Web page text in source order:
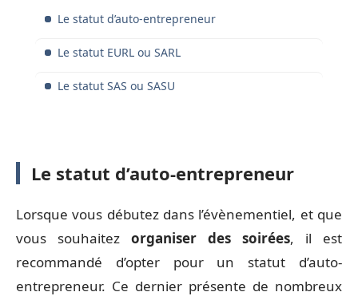
Le statut d’auto-entrepreneur
Le statut EURL ou SARL
Le statut SAS ou SASU
Le statut d’auto-entrepreneur
Lorsque vous débutez dans l’évènementiel, et que
vous souhaitez organiser des soirées, il est
recommandé d’opter pour un statut d’auto-
entrepreneur. Ce dernier présente de nombreux